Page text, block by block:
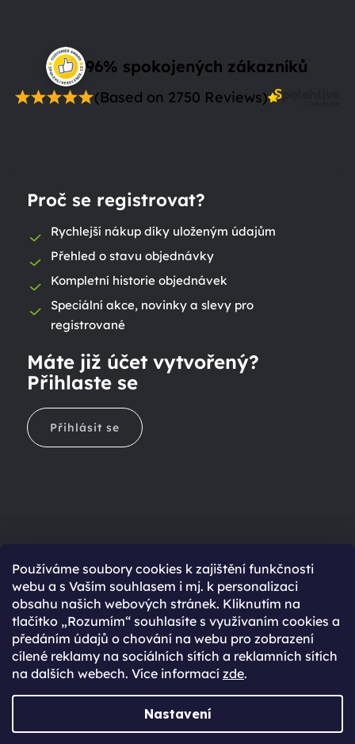
Používáme soubory cookies k zajištění funkčnosti
webu a s Vaším souhlasem i mj. k personalizaci
obsahu našich webových stránek. Kliknutím na
tlačítko „Rozumím“ souhlasíte s využívaním cookies a
předáním údajů o chování na webu pro zobrazení
cílené reklamy na sociálních sítích a reklamních sítích
na dalších webech. Více informací zde.
Nastavení
96% spokojených zákazníků
(Based on 2750 Reviews)
Proč se registrovat?
Rychlejší nákup díky uloženým údajům
Přehled o stavu objednávky
Kompletní historie objednávek
Speciální akce, novinky a slevy pro
registrované
Máte již účet vytvořený?
Přihlaste se
Přihlásit se
Ještě nemáte účet?
Rychlejší nákup díky uloženým údajům
Přehled o stavu objednávky
Kompletní historie objednávek
Speciální akce, novinky a slevy pro registrované